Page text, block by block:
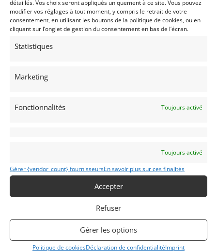
détaillés. Vos choix seront appliqués uniquement à ce site. Vous pouvez
modifier vos réglages à tout moment, y compris le retrait de votre
consentement, en utilisant les boutons de la politique de cookies, ou en
cliquant sur l’onglet de gestion du consentement en bas de l’écran.
Statistiques
Marketing
Fonctionnalités Toujours activé
Toujours activé
Gérer {vendor_count} fournisseursEn savoir plus sur ces finalités
Accepter
Refuser
Gérer les options
Politique de cookiesDéclaration de confidentialitéImprint
Projet de PTH jamais poursuivi
Passeport trois-volets FFSA
situé aux portes de Lyon.
sur notre site internet dans la rubrique AUTOS.
Financement possible.
Demandez une expertise de ce modèle
Passeports techniques